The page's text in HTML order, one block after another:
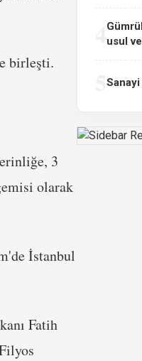
birleşti.
3
olarak
İstanbul
Fatih
usul